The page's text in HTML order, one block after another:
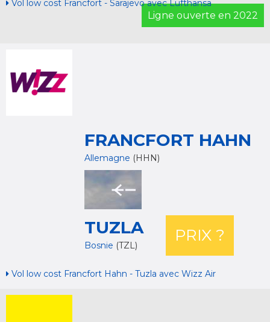
Vol low cost Francfort - Sarajevo avec Lufthansa
Ligne ouverte en 2022
FRANCFORT HAHN
Allemagne (HHN)
TUZLA
Bosnie (TZL)
PRIX ?
Vol low cost Francfort Hahn - Tuzla avec Wizz Air